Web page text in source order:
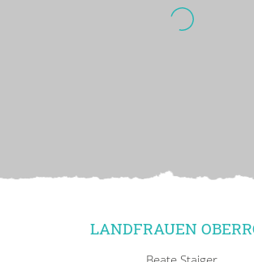
LANDFRAUEN